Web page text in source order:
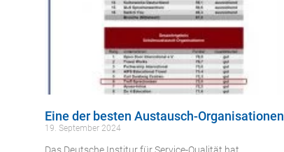
Eine der besten Austausch-Organisationen
19. September 2024
Das Deutsche Institur für Service-Qualität hat